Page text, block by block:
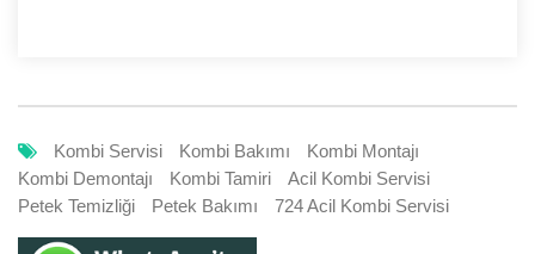
Kombi Servisi Kombi Bakımı
Kombi Montajı
Kombi Demontajı
Kombi Tamiri
Acil Kombi Servisi
Petek Temizliği
Petek Bakımı 724 Acil Kombi Servisi